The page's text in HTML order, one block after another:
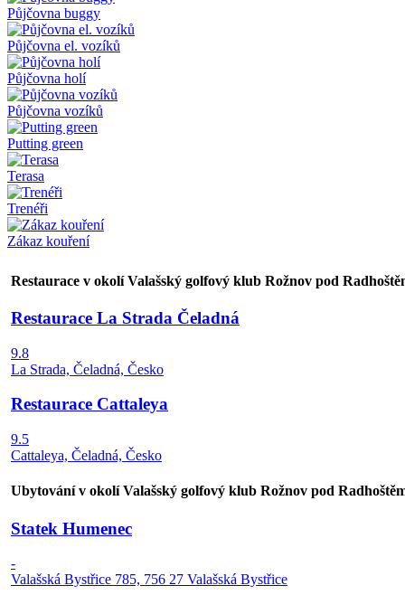
Půjčovna buggy
Půjčovna el. vozíků
Půjčovna holí
Půjčovna vozíků
Putting green
Terasa
Trenéři
Zákaz kouření
Restaurace v okolí Valašský golfový klub Rožnov pod
Restaurace La Strada Čeladná
9.8
La Strada, Čeladná, Česko
Restaurace Cattaleya
9.5
Cattaleya, Čeladná, Česko
Ubytování v okolí Valašský golfový klub Rožnov pod
Statek Humenec
-
Valašská Bystřice 785, 756 27 Valašská Bystřice